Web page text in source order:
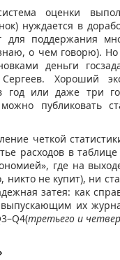
оценки
нуждается в
для поддержания
о чем говорю).
деньги
Хороший
год или даже три
публиковать
четкой
расходов в таблице
где на
не купит), ни
затея: как
их
третьего и